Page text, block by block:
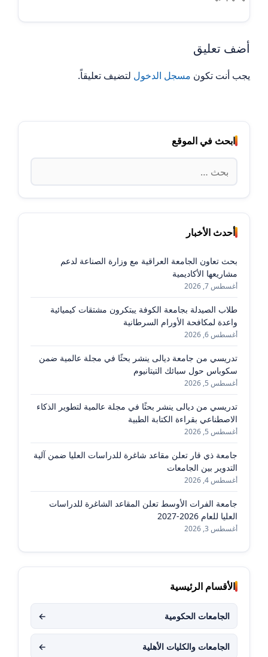
أضف تعليق
يجب أنت تكون مسجل الدخول لتضيف تعليقاً.
ابحث في الموقع
البحث
عن:
أحدث الأخبار
بحث تعاون الجامعة العراقية مع وزارة الصناعة لدعم
مشاريعها الأكاديمية
أغسطس 7, 2026
طلاب الصيدلة بجامعة الكوفة يبتكرون مشتقات كيميائية
واعدة لمكافحة الأورام السرطانية
أغسطس 6, 2026
تدريسي من جامعة ديالى ينشر بحثًا في مجلة عالمية ضمن
سكوباس حول سبائك التيتانيوم
أغسطس 5, 2026
تدريسي من ديالى ينشر بحثًا في مجلة عالمية لتطوير الذكاء
الاصطناعي بقراءة الكتابة الطبية
أغسطس 5, 2026
جامعة ذي قار تعلن مقاعد شاغرة للدراسات العليا ضمن آلية
التدوير بين الجامعات
أغسطس 4, 2026
جامعة الفرات الأوسط تعلن المقاعد الشاغرة للدراسات
العليا للعام 2026-2027
أغسطس 3, 2026
الأقسام الرئيسية
الجامعات الحكومية ←
الجامعات والكليات الأهلية ←